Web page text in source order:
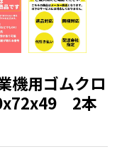
機用ゴムクロ
2本